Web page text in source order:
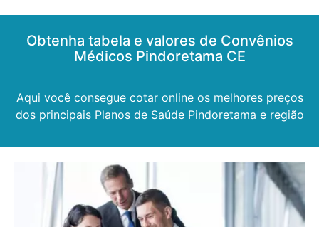
Obtenha tabela e valores de Convênios
Médicos Pindoretama CE
Aqui você consegue cotar online os melhores preços
dos principais Planos de Saúde Pindoretama e região